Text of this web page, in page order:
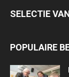
SELECTIE
POPULAIRE